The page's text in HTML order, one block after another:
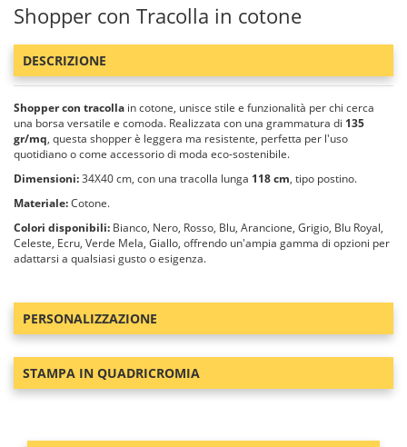
Shopper con Tracolla in cotone
DESCRIZIONE
Shopper con tracolla in cotone, unisce stile e funzionalità per chi cerca
una borsa versatile e comoda. Realizzata con una grammatura di 135
gr/mq, questa shopper è leggera ma resistente, perfetta per l'uso
quotidiano o come accessorio di moda eco-sostenibile.
Dimensioni:34X40 cm, con una tracolla lunga 118 cm, tipo postino.
Materiale:Cotone.
Colori disponibili: Bianco, Nero, Rosso, Blu, Arancione, Grigio, Blu Royal,
Celeste, Ecru, Verde Mela, Giallo, offrendo un'ampia gamma di opzioni per
adattarsi a qualsiasi gusto o esigenza.
PERSONALIZZAZIONE
STAMPA IN QUADRICROMIA